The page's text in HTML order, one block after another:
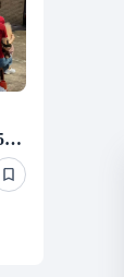
竹市公辦都更2.0首案 復國社區通過75％受理門檻